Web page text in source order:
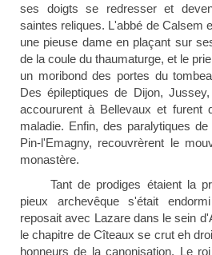
ses doigts se redresser et
saintes reliques. L'abbé de Calsem
une pieuse dame en plaçant sur
de la coule du thaumaturge, et le
un moribond des portes du
Des épileptiques de Dijon,
accoururent à Bellevaux et furent
maladie. Enfin, des paralytiques de
Pin-l'Emagny, recouvrèrent le
monastère.
Tant de prodiges étaient la
pieux archevêque s'était
reposait avec Lazare dans le sein
le chapitre de Cîteaux se crut eh
honneurs de la canonisation. Le